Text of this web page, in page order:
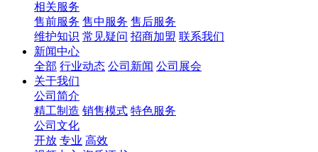
相关服务
售前服务 售中服务 售后服务
维护知识 常见疑问 招商加盟 联系我们
新闻中心
全部 行业动态 公司新闻 公司展会
关于我们
公司简介
精工制造 销售模式 特色服务
公司文化
开放 专业 高效